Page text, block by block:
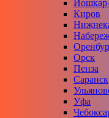
Киров
Орск
Пенза
Саранск
Уфа